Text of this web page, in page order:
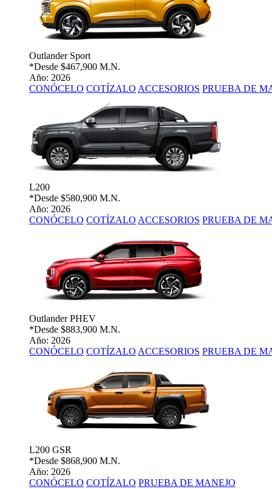
Outlander Sport
*Desde $467,900 M.N.
Año: 2026
CONÓCELO COTÍZALO ACCESORIOS PRUEBA DE
L200
*Desde $580,900 M.N.
Año: 2026
CONÓCELO COTÍZALO ACCESORIOS PRUEBA DE
Outlander PHEV
*Desde $883,900 M.N.
Año: 2026
CONÓCELO COTÍZALO ACCESORIOS PRUEBA DE
L200 GSR
*Desde $868,900 M.N.
Año: 2026
CONÓCELO COTÍZALO PRUEBA DE MANEJO